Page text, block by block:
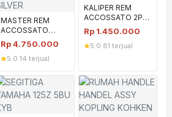
MASTER REM
ACCOSSATO
19X18 BALCK
SILVER
Rp4.750.000
5.0 ·14 terjual
KALIPER REM
ACCOSSATO 2P
HITAM BLACK
ACCOSATO
Rp 1.450.000
5.0 81 terjual